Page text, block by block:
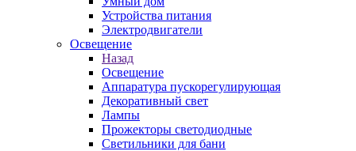
Устройства питания
Электродвигатели
Освещение
Назад
Освещение
Аппаратура пускорегулирующая
Декоративный свет
Лампы
Прожекторы светодиодные
Светильники для бани